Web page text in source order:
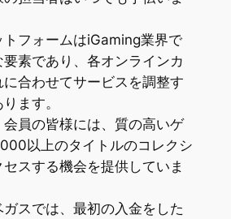
トフォームはiGaming業界で
要素であり、各オンラインカ
に合わせてサービスを調整す
ます。
会員の皆様には、質の高いゲ
以上のタイトルのコレクシ
セスする機会を提供していま
スでは、最初の入金をした